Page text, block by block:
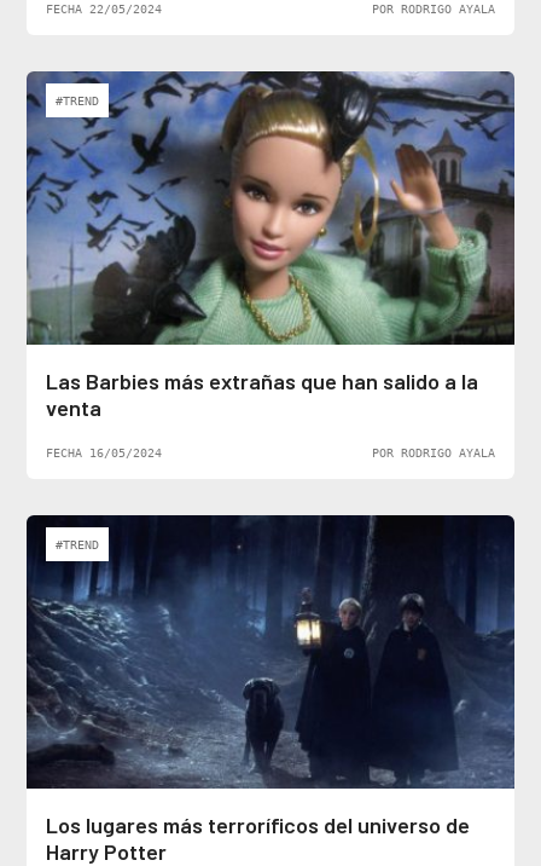
FECHA 22/05/2024 POR RODRIGO AYALA
#TREND
Las Barbies más extrañas que han salido a la
venta
FECHA 16/05/2024 POR RODRIGO AYALA
#TREND
Los lugares más terroríficos del universo de
Harry Potter